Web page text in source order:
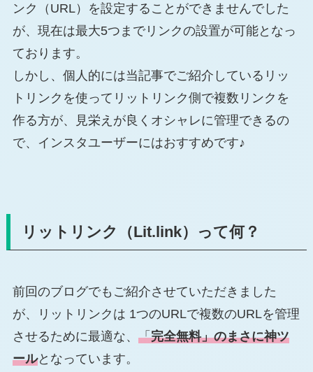
ンク（URL）を設定することができませんでした
が、現在は最大5つまでリンクの設置が可能となっ
ております。
しかし、個人的には当記事でご紹介しているリッ
トリンクを使ってリットリンク側で複数リンクを
作る方が、見栄えが良くオシャレに管理できるの
で、インスタユーザーにはおすすめです♪
リットリンク（Lit.link）って何？
前回のブログでもご紹介させていただきました
が、リットリンクは 1つのURLで複数のURLを管理
させるために最適な、 「完全無料」のまさに神ツ
ールとなっています。